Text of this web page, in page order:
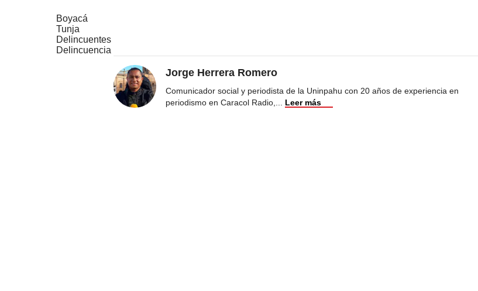
Boyacá
Tunja
Delincuentes
Delincuencia
Jorge Herrera Romero
Comunicador social y periodista de la Uninpahu con 20 años de experiencia en
periodismo en Caracol Radio,
Leer más